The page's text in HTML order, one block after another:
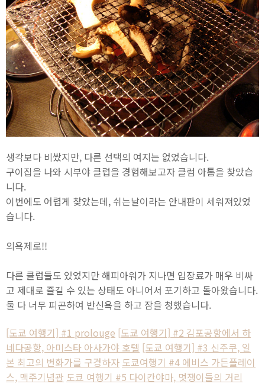
생각보다 비쌌지만, 다른 선택의 여지는 없었습니다.
구이집을 나와 시부야 클럽을 경험해보고자 클럼 아톰을 찾았습
니다.
이번에도 어렵게 찾았는데, 쉬는날이라는 안내판이 세워져있었
습니다.
의욕제로!!
다른 클럽들도 있었지만 해피아워가 지나면 입장료가 매우 비싸
고 제대로 즐길 수 있는 상태도 아니어서 포기하고 돌아왔습니다.
둘 다 너무 피곤하여 반신욕을 하고 잠을 청했습니다.
[도쿄 여행기] #1 prolouge [도쿄 여행기] #2 김포공항에서 하
네다공항, 아미스타 아사가야 호텔 [도쿄 여행기] #3 신주쿠, 일
본 최고의 번화가를 구경하자 도쿄여행기 #4 에비스 가든플레이
스, 맥주기념관 도쿄 여행기 #5 다이칸야마, 멋쟁이들의 거리